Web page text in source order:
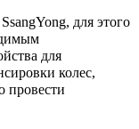
для этого
для
колес,
провести